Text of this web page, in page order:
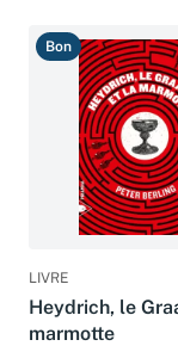
Bon
LIVRE
Heydrich, le
marmotte